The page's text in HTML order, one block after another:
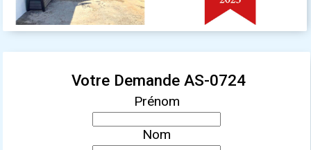
Votre Demande AS-0724
Prénom
Nom